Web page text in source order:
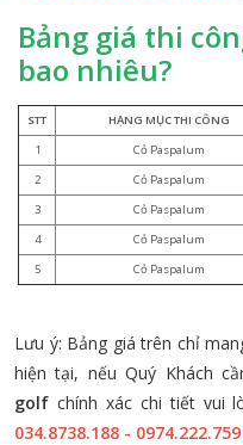
Bảng giá thi
bao nhiêu?
Lưu ý: Bảng giá trên chỉ
hiện tại, nếu Quý Khách
golf chính xác chi tiết vui
034.8738.188 -